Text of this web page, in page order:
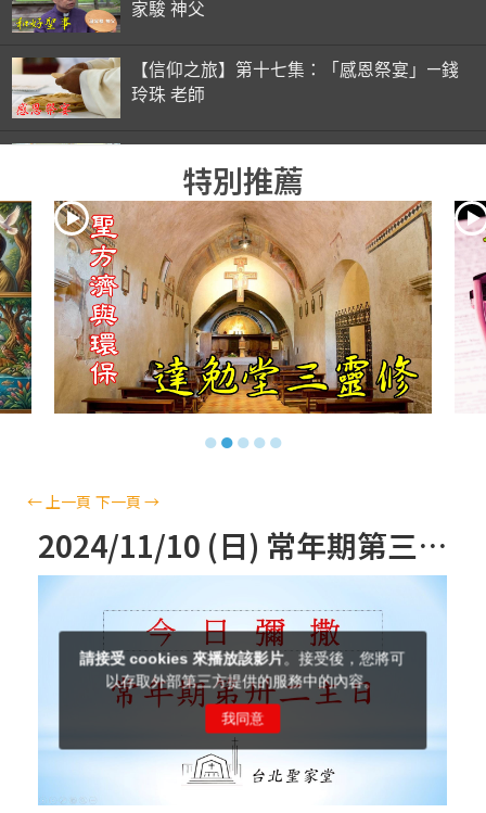
家駿 神父
【信仰之旅】第十七集：「感恩祭宴」—錢
玲珠 老師
錢玲珠 老師
【信仰之旅】第十五集：「入門聖事」—錢
玲珠 老師
【信仰之旅】第十四集：「天主十誡(下)」
—金毓瑋 神父
【信仰之旅】第十三集：「天主十誡(上)」
—金毓瑋 神父
【信仰之旅】第十二集：「聖母、聖人」—
【信仰之旅】第十一集：「教 會」—林必能
神父
【信仰之旅】第十集：「逾越奧蹟」— 錢玲
珠老師
特別推薦
●●●●●
← 上一頁 下一頁→
2024/11/10 (日) 常年期第三十二主日彌撒-網路直播